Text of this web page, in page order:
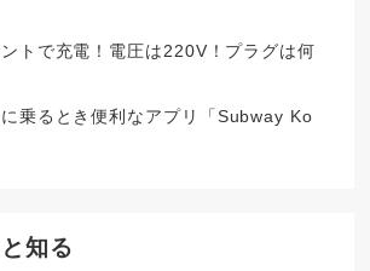
トで充電！電圧は220V！プラグは何
乗るとき便利なアプリ「Subway Ko
知る